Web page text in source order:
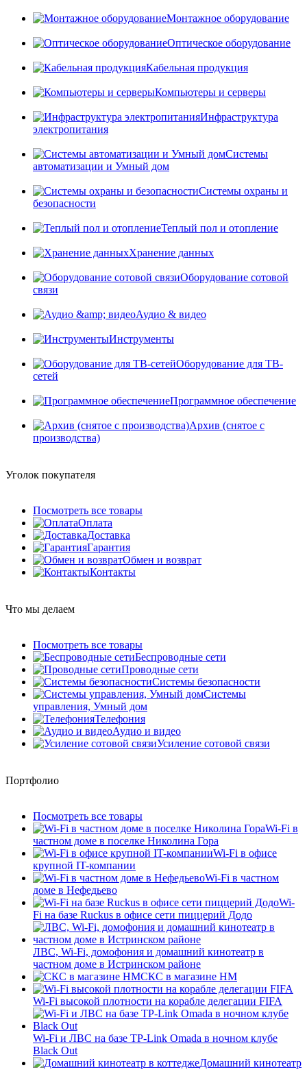
Монтажное оборудование
Оптическое оборудование
Кабельная продукция
Компьютеры и серверы
Инфраструктура
электропитания
Системы
автоматизации и Умный дом
Системы охраны и
безопасности
Теплый пол и отопление
Хранение данных
Оборудование сотовой
связи
Аудио & видео
Инструменты
Оборудование для ТВ-
сетей
Программное обеспечение
Архив (снятое с
производства)
Уголок покупателя
Посмотреть все товары
Оплата
Доставка
Гарантия
Обмен и возврат
Контакты
Что мы делаем
Посмотреть все товары
Беспроводные сети
Проводные сети
Системы безопасности
Системы
управления, Умный дом
Телефония
Аудио и видео
Усиление сотовой связи
Портфолио
Посмотреть все товары
Wi-Fi в
частном доме в поселке Николина Гора
Wi-Fi в офисе
крупной IT-компании
Wi-Fi в частном
доме в Нефедьево
Wi-
Fi на базе Ruckus в офисе сети пиццерий Додо
ЛВС, Wi-Fi, домофония и домашний кинотеатр в
частном доме в Истринском районе
СКС в магазине HM
Wi-Fi высокой плотности на корабле делегации FIFA
Wi-Fi и ЛВС на базе TP-Link Omada в ночном клубе
Black Out
Домашний кинотеатр